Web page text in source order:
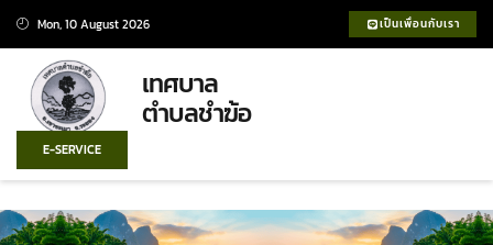
Mon, 10 August 2026 เป็นเพื่อนกับเรา
เทศบาล
ตำบลชำฆ้อ
E-SERVICE